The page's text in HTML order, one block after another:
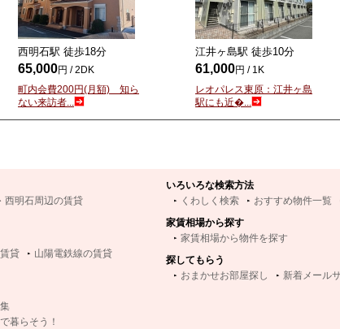
西明石駅 徒歩18分
65,000円 / 2DK
町内会費200円(月額) 知ら
ない来訪者...
江井ヶ島駅 徒歩10分
61,000円 / 1K
レオパレス東原：江井ヶ島
駅にも近�...
西明石周辺の賃貸
貸
山陽電鉄線の賃貸
暮らそう！
いろいろな検索方法
くわしく検索
おすすめ物件一覧
家賃相場から探す
家賃相場から物件を探す
探してもらう
おまかせお部屋探し
新着メール